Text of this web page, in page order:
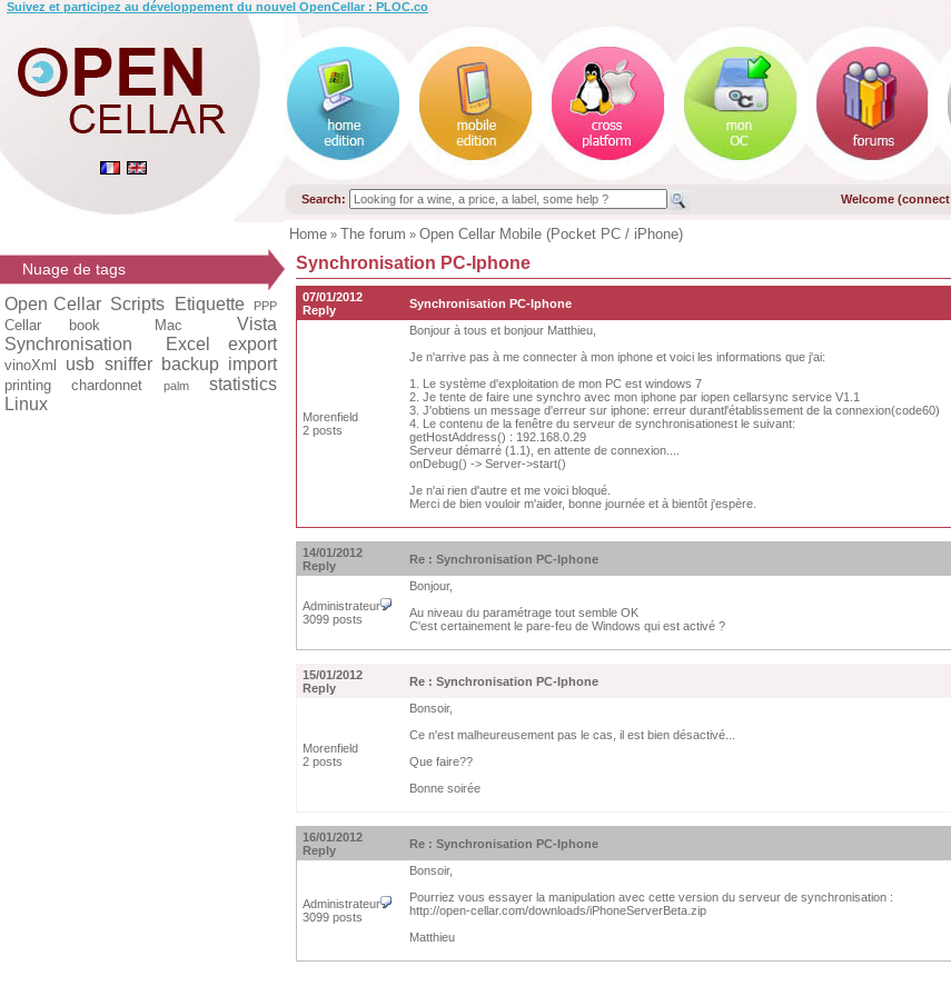
Suivez et participez au développement du nouvel OpenCellar : PLOC.co
Search: Welcome (connect
Home » The forum » Open Cellar Mobile (Pocket PC / iPhone)
Nuage de tags
Open Cellar Scripts Etiquette PPP
Cellar book Mac
Vista
Synchronisation
Excel export
vinoXml usb sniffer backup import
printing chardonnet palm
statistics
Linux
Synchronisation PC-Iphone
07/01/2012
Reply
Synchronisation PC-Iphone
Morenfield
2 posts
Bonjour à tous et bonjour Matthieu,
Je n'arrive pas à me connecter à mon iphone et voici les informations que j'ai:
1. Le système d'exploitation de mon PC est windows 7
2. Je tente de faire une synchro avec mon iphone par iopen cellarsync service V1.1
3. J'obtiens un message d'erreur sur iphone: erreur durantl'établissement de la connexion(code60)
4. Le contenu de la fenêtre du serveur de synchronisationest le suivant:
getHostAddress() : 192.168.0.29
Serveur démarré (1.1), en attente de connexion....
onDebug() -> Server->start()
Je n'ai rien d'autre et me voici bloqué.
Merci de bien vouloir m'aider, bonne journée et à bientôt j'espère.
14/01/2012
Reply
Re : Synchronisation PC-Iphone
Administrateur
3099 posts
Bonjour,
Au niveau du paramétrage tout semble OK
C'est certainement le pare-feu de Windows qui est activé ?
15/01/2012
Reply
Re : Synchronisation PC-Iphone
Morenfield
2 posts
Bonsoir,
Ce n'est malheureusement pas le cas, il est bien désactivé...
Que faire??
Bonne soirée
16/01/2012
Reply
Re : Synchronisation PC-Iphone
Administrateur
3099 posts
Bonsoir,
Pourriez vous essayer la manipulation avec cette version du serveur de synchronisation :
http://open-cellar.com/downloads/iPhoneServerBeta.zip
Matthieu